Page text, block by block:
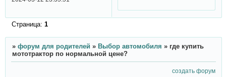
Страница: 1
» форум для родителей » Выбор автомобиля » где купить
мототрактор по нормальной цене?
создать форум